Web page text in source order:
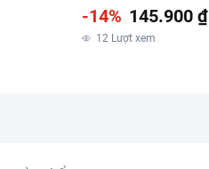
-14% 145.900 ₫
12 Lượt xem